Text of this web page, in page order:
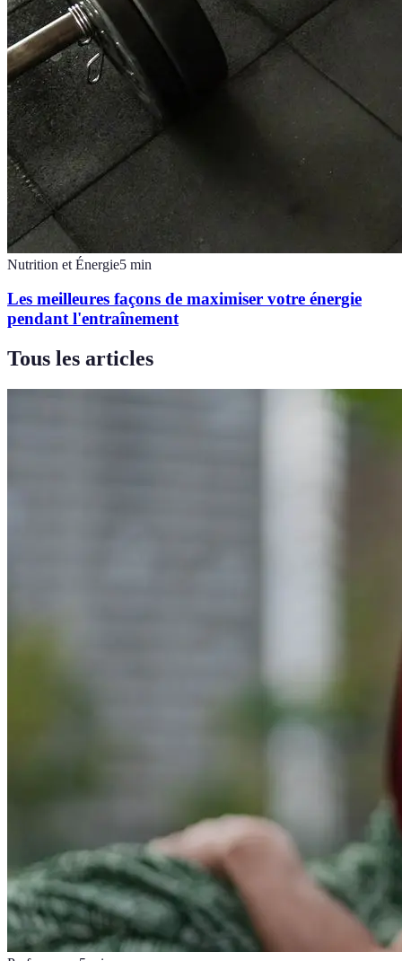
Nutrition et Énergie5 min
Les meilleures façons de maximiser votre énergie
pendant l'entraînement
Tous les articles